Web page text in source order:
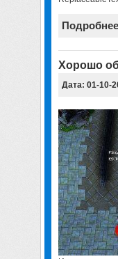
Подробнее
Хорошо
Дата: 01-10-